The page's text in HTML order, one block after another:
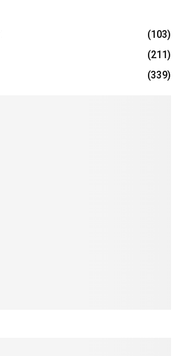
(103)
(211)
(339)